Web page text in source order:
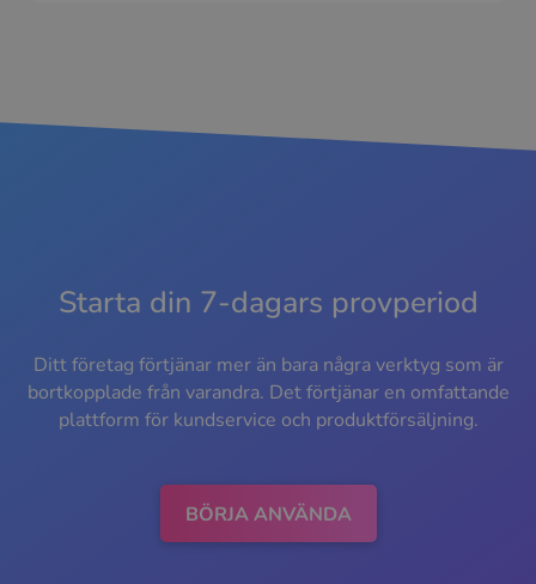
Starta din 7-dagars provperiod
Ditt företag förtjänar mer än bara några verktyg som är
bortkopplade från varandra. Det förtjänar en omfattande
plattform för kundservice och produktförsäljning.
BÖRJA ANVÄNDA